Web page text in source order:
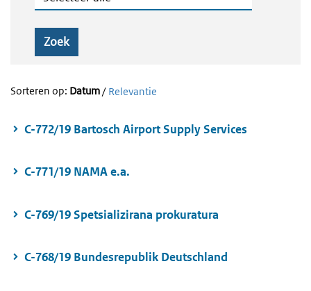
Zoek
Sorteren op: Datum/ Relevantie
C-772/19 Bartosch Airport Supply Services
C-771/19 NAMA e.a.
C-769/19 Spetsializirana prokuratura
C-768/19 Bundesrepublik Deutschland